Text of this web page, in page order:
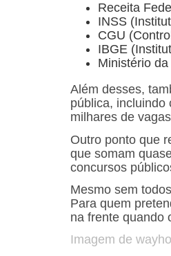
Receita
INSS
CGU
IBGE
Ministério
Além desses,
pública, incluindo
milhares de
Outro ponto que
que somam
concursos
Mesmo sem
Para quem
na frente quando
Imagem de